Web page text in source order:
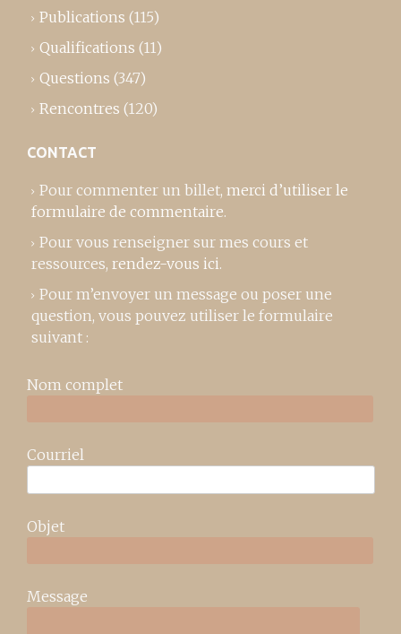
Publications (115)
Qualifications (11)
Questions (347)
Rencontres (120)
CONTACT
Pour commenter un billet, merci d’utiliser le
formulaire de commentaire.
Pour vous renseigner sur mes cours et
ressources, rendez-vous ici.
Pour m’envoyer un message ou poser une
question, vous pouvez utiliser le formulaire
suivant :
Nom complet
Courriel
Objet
Message